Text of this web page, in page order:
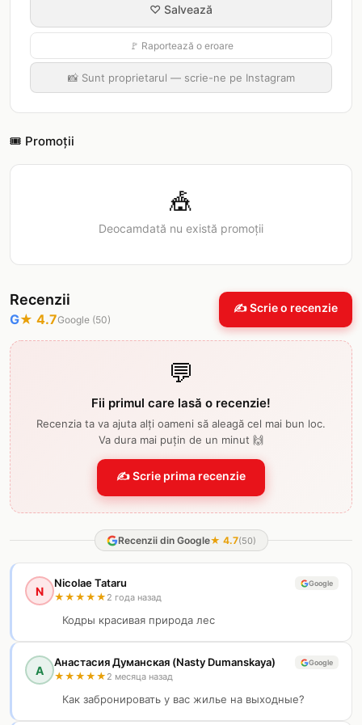
♡ Salvează
🚩 Raportează o eroare
📸 Sunt proprietarul — scrie-ne pe Instagram
🎟️ Promoții
🎪
Deocamdată nu există promoții
Recenzii
G★ 4.7Google (50)
✍️ Scrie o recenzie
💬
Fii primul care lasă o recenzie!
Recenzia ta va ajuta alți oameni să aleagă cel mai bun loc.
Va dura mai puțin de un minut 🙌
✍️ Scrie prima recenzie
Recenzii din Google★ 4.7(50)
N
Nicolae Tataru
★ ★ ★ ★ ★ 2 года назад
Google
Кодры красивая природа лес
А
Анастасия Думанская (Nasty Dumanskaya)
★ ★ ★ ★ ★ 2 месяца назад
Google
Как забронировать у вас жилье на выходные?